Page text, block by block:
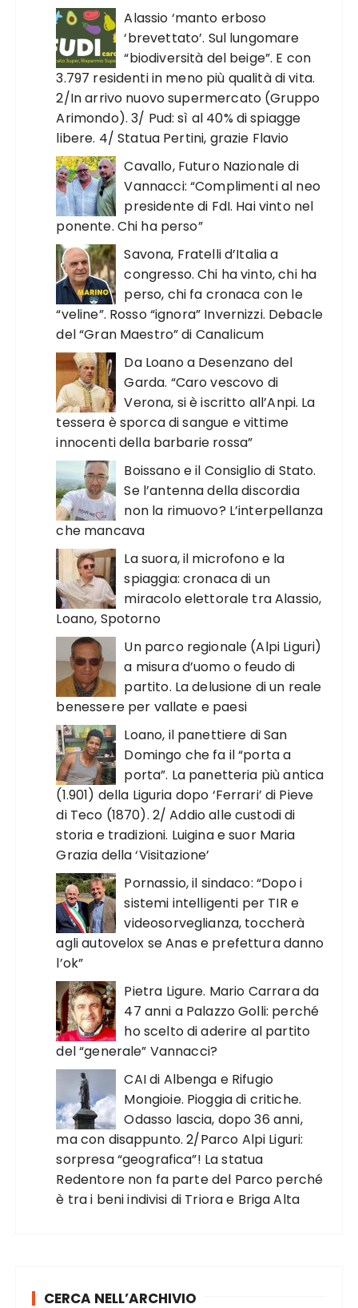
Alassio ‘manto erboso
‘brevettato’. Sul lungomare
“biodiversità del beige”. E con
3.797 residenti in meno più qualità di vita.
2/In arrivo nuovo supermercato (Gruppo
Arimondo). 3/ Pud: sì al 40% di spiagge
libere. 4/ Statua Pertini, grazie Flavio
Cavallo, Futuro Nazionale di
Vannacci: “Complimenti al neo
presidente di FdI. Hai vinto nel
ponente. Chi ha perso”
Savona, Fratelli d’Italia a
congresso. Chi ha vinto, chi ha
perso, chi fa cronaca con le
“veline”. Rosso “ignora” Invernizzi. Debacle
del “Gran Maestro” di Canalicum
Da Loano a Desenzano del
Garda. “Caro vescovo di
Verona, si è iscritto all’Anpi. La
tessera è sporca di sangue e vittime
innocenti della barbarie rossa”
Boissano e il Consiglio di Stato.
Se l’antenna della discordia
non la rimuovo? L’interpellanza
che mancava
La suora, il microfono e la
spiaggia: cronaca di un
miracolo elettorale tra Alassio,
Loano, Spotorno
Un parco regionale (Alpi Liguri)
a misura d’uomo o feudo di
partito. La delusione di un reale
benessere per vallate e paesi
Loano, il panettiere di San
Domingo che fa il “porta a
porta”. La panetteria più antica
(1.901) della Liguria dopo ‘Ferrari’ di Pieve
di Teco (1870). 2/ Addio alle custodi di
storia e tradizioni. Luigina e suor Maria
Grazia della ‘Visitazione’
Pornassio, il sindaco: “Dopo i
sistemi intelligenti per TIR e
videosorveglianza, toccherà
agli autovelox se Anas e prefettura danno
l’ok”
Pietra Ligure. Mario Carrara da
47 anni a Palazzo Golli: perché
ho scelto di aderire al partito
del “generale” Vannacci?
CAI di Albenga e Rifugio
Mongioie. Pioggia di critiche.
Odasso lascia, dopo 36 anni,
ma con disappunto. 2/Parco Alpi Liguri:
sorpresa “geografica”! La statua
Redentore non fa parte del Parco perché
è tra i beni indivisi di Triora e Briga Alta
CERCA NELL’ARCHIVIO